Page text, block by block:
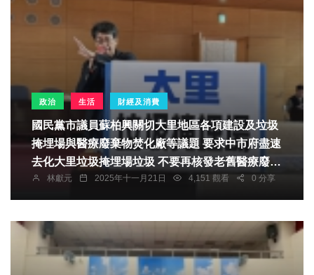
政治 生活 財經及消費
國民黨市議員蘇柏興關切大里地區各項建設及垃圾
掩埋場與醫療廢棄物焚化廠等議題 要求中市府盡速
去化大里垃圾掩埋場垃圾 不要再核發老舊醫療廢棄
物焚化爐許可證
林獻元 2025年十一月21日 4,151 觀看 0 分享